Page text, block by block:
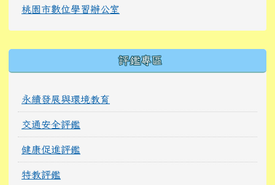
桃園市數位學習辦公室
評鑑專區
永續發展與環境教育
交通安全評鑑
健康促進評鑑
特教評鑑